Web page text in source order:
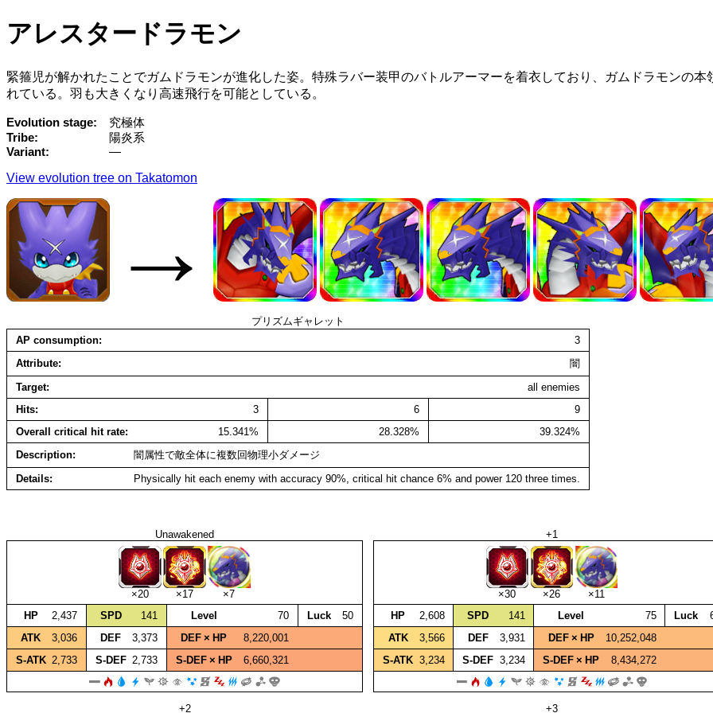
アレスタードラモン
緊箍児が解かれたことでガムドラモンが進化した姿。特殊ラバー装甲のバトルアーマーを着衣しており、ガムドラモンの
れている。羽も大きくなり高速飛行を可能としている。
Evolution stage
究極体
Tribe
陽炎系
Variant
—
View evolution tree on Takatomon
→
プリズムギャレット
AP consumption
3
Attribute
闇
Target
all enemies
Hits
3 6
9
Overall critical hit rate
15.341% 28.328%
39.324%
Description
闇属性で敵全体に複数回物理小ダメージ
Details
Physically hit each enemy with accuracy 90%, critical hit chance 6% and power 120 three times.
Unawakened
×20 ×17
×7
HP
2,437 SPD 141 Level 70 Luck
50
ATK
3,036 DEF 3,373 DEF × HP
8,220,001
S‑ATK 2,733 S‑DEF 2,733 S‑DEF × HP 6,660,321
+1
×30 ×26
×11
HP
2,608 SPD 141 Level 75 Luck
ATK
3,566 DEF 3,931 DEF × HP
10,252,048
S‑ATK 3,234 S‑DEF 3,234 S‑DEF × HP 8,434,272
+2 +3